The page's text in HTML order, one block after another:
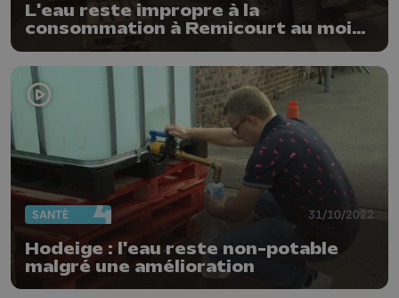
L'eau reste impropre à la
consommation à Remicourt au moins
jusqu'à vendredi
SANTÉ 31/10/2022
Hodeige : l'eau reste non-potable
malgré une amélioration